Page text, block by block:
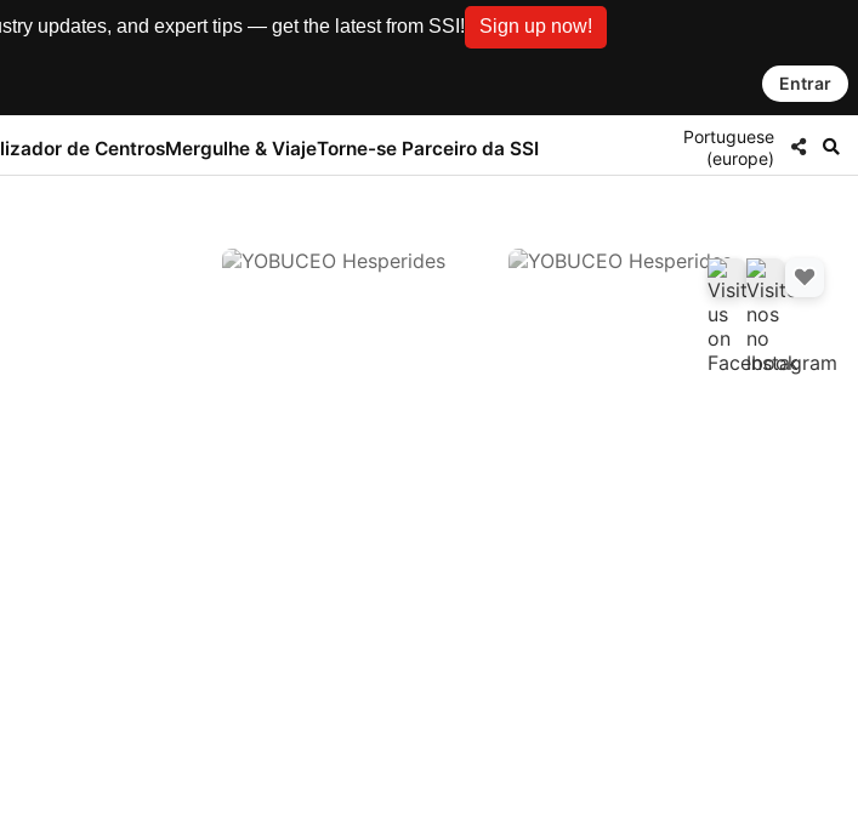
updates, and expert tips — get the latest from SSI! Sign up now!
Entrar
de CentrosMergulhe & ViajeTorne-se Parceiro da SSI
Portuguese
(europe)